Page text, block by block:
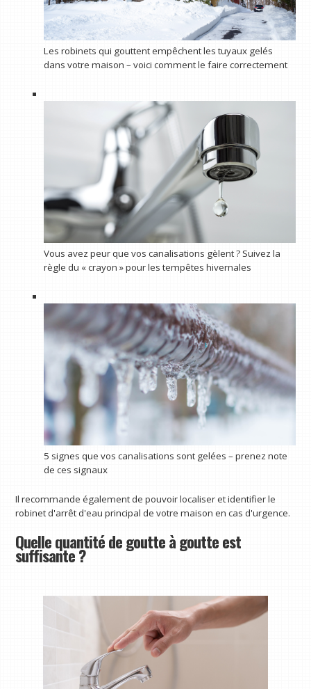
Les robinets qui gouttent empêchent les tuyaux gelés
dans votre maison – voici comment le faire correctement
Vous avez peur que vos canalisations gèlent ? Suivez la
règle du « crayon » pour les tempêtes hivernales
5 signes que vos canalisations sont gelées – prenez note
de ces signaux
Il recommande également de pouvoir localiser et identifier le
robinet d'arrêt d'eau principal de votre maison en cas d'urgence.
Quelle quantité de goutte à goutte est
suffisante ?